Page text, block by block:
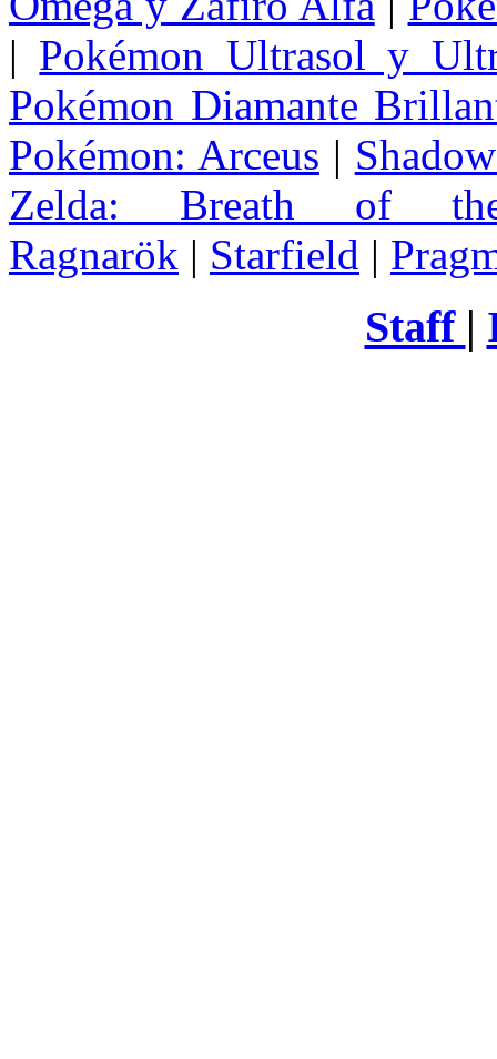
| Pokémon Ultrasol y
Pokémon Diamante
Pokémon: Arceus |
Zelda: Breath of
Ragnarök | Starfield |
Staff |